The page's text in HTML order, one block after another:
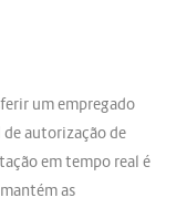
um empregado
de autorização de
em tempo real é
as